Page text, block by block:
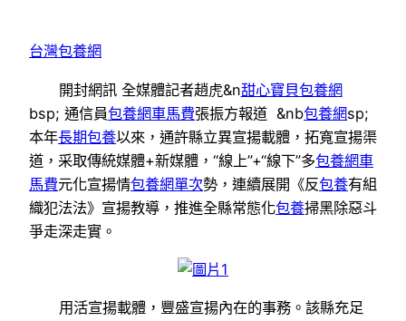
台灣包養網
開封網訊 全媒體記者趙虎&n甜心寶貝包養網
bsp; 通信員包養網車馬費張振方報道 &nb包養網sp;
本年長期包養以來，通許縣立異宣揚載體，拓寬宣揚渠
道，采取傳統媒體+新媒體，“線上”+“線下”多包養網車
馬費元化宣揚情包養網單次勢，連續展開《反包養有組
織犯法法》宣揚教導，推進全縣常態化包養掃黑除惡斗
爭走深走實。
用活宣揚載體，豐盛宣揚內在的事務。該縣充足